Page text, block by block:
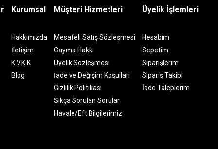
Kurumsal
Hakkımızda
İletişim
K.V.K.K
Blog
Müşteri Hizmetleri
Mesafeli Satış Sözleşmesi
Cayma Hakkı
Üyelik Sözleşmesi
İade ve Değişim Koşulları
Gizlilik Politikası
Sıkça Sorulan Sorular
Havale/Eft Bilgilerimiz
Üyelik İşlemleri
Hesabım
Sepetim
Siparişlerim
Sipariş Takibi
İade Taleplerim